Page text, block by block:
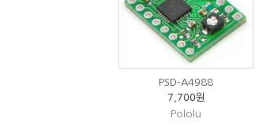
PSD-A4988
7,700원
Pololu